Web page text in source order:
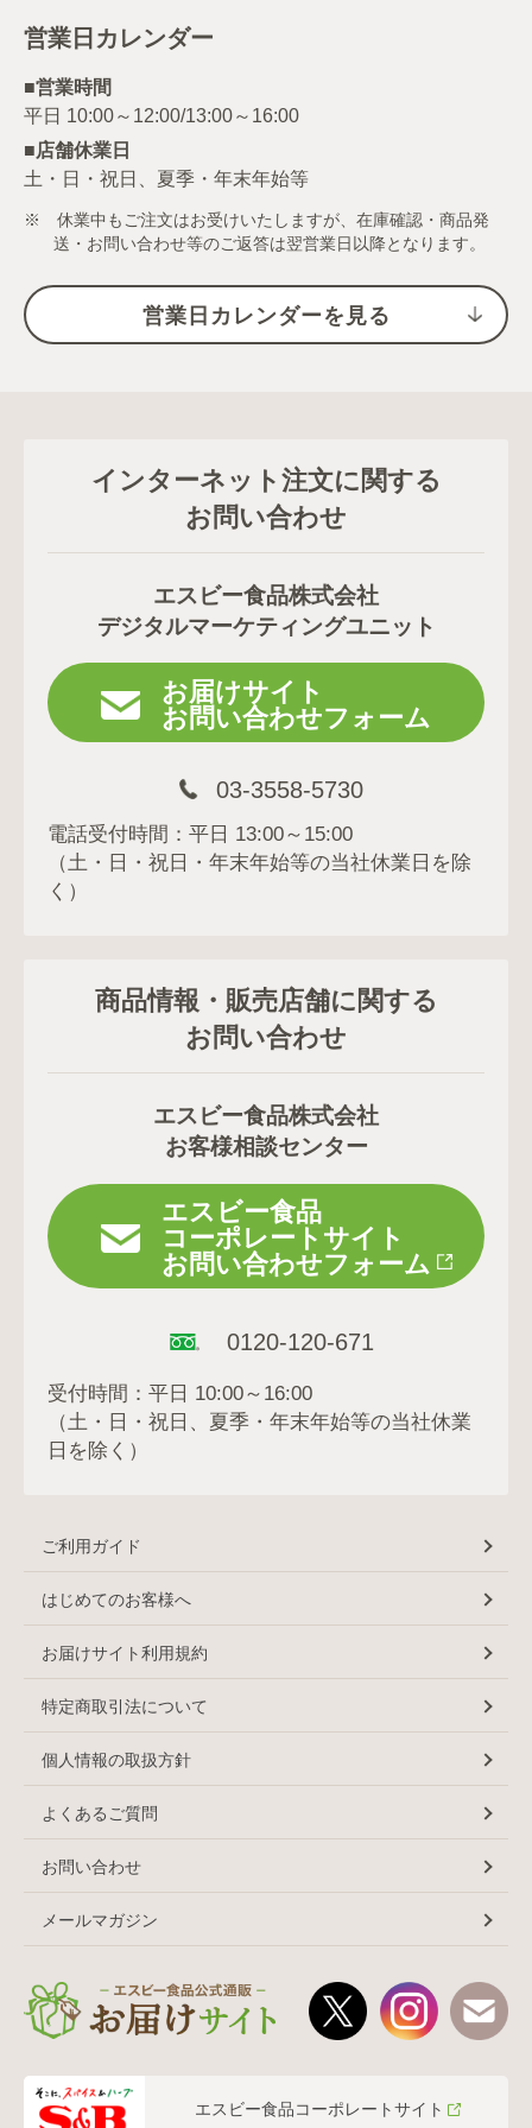
営業日カレンダー
■営業時間
■店舗休業日
土・日・祝日、夏季・年末年始等
※ 休業中もご注文はお受けいたしますが、在庫確認・商品発
送・お問い合わせ等のご返答は翌営業日以降となります。
営業日カレンダーを見る
インターネット注文に関する
お問い合わせ
エスビー食品株式会社
デジタルマーケティングユニット
お届けサイト
お問い合わせフォーム
03-3558-5730
電話受付時間：平日 13:00～15:00
（土・日・祝日・年末年始等の当社休業日を除
く）
商品情報・販売店舗に関する
お問い合わせ
エスビー食品株式会社
お客様相談センター
エスビー食品
コーポレートサイト
お問い合わせフォーム
0120-120-671
受付時間：平日 10:00～16:00
（土・日・祝日、夏季・年末年始等の当社休業
日を除く）
ご利用ガイド
はじめてのお客様へ
お届けサイト利用規約
特定商取引法について
個人情報の取扱方針
よくあるご質問
お問い合わせ
メールマガジン
エスビー食品コーポレートサイト